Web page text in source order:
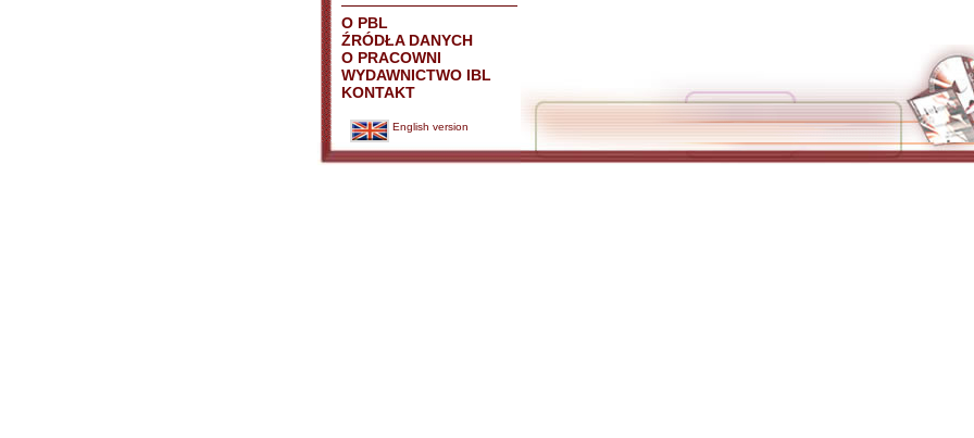
O PBL
ŹRÓDŁA DANYCH
O PRACOWNI
WYDAWNICTWO IBL
KONTAKT
English version